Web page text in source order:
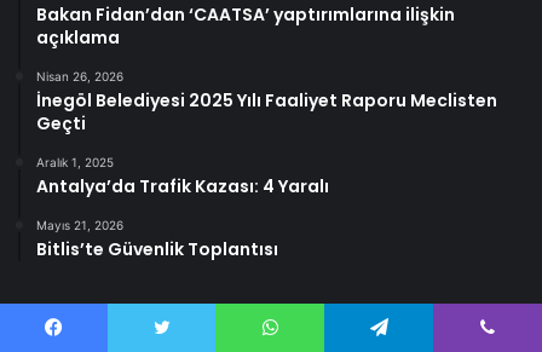
Bakan Fidan’dan ‘CAATSA’ yaptırımlarına ilişkin
açıklama
Nisan 26, 2026
İnegöl Belediyesi 2025 Yılı Faaliyet Raporu Meclisten
Geçti
Aralık 1, 2025
Antalya’da Trafik Kazası: 4 Yaralı
Mayıs 21, 2026
Bitlis’te Güvenlik Toplantısı